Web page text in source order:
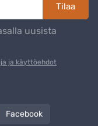
Tilaa
uusista
ja käyttöehdot
Facebook